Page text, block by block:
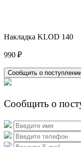
Накладка KLOD 140
990 ₽
Сообщить о
Сообщить о